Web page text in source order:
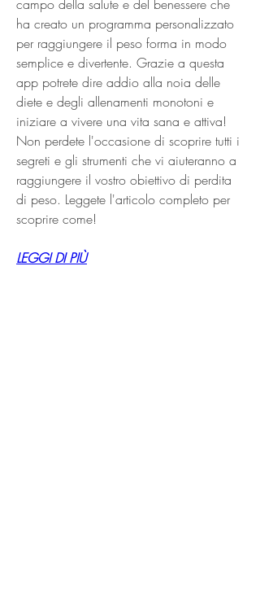
campo della salute e del benessere che
ha creato un programma personalizzato
per raggiungere il peso forma in modo
semplice e divertente. Grazie a questa
app potrete dire addio alla noia delle
diete e degli allenamenti monotoni e
iniziare a vivere una vita sana e attiva!
Non perdete l'occasione di scoprire tutti i
segreti e gli strumenti che vi aiuteranno a
raggiungere il vostro obiettivo di perdita
di peso. Leggete l'articolo completo per
scoprire come!
LEGGI DI PIÙ